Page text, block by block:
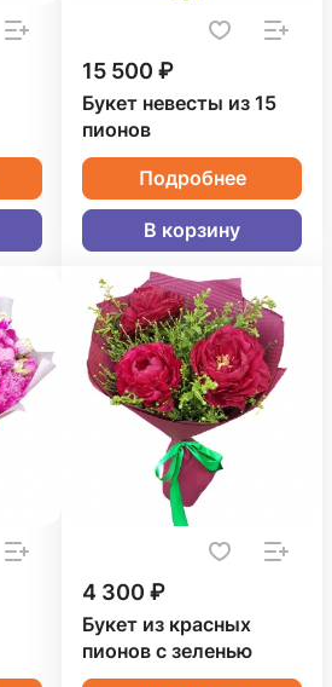
15 500 ₽
Букет невесты из 15
пионов
Подробнее
В корзину
4 300 ₽
Букет из красных
пионов с зеленью